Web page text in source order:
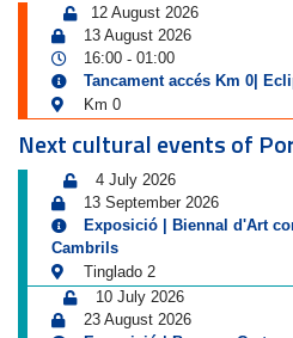
12 August 2026
13 August 2026
16:00 - 01:00
Tancament accés Km 0|
Km 0
Next cultural events of
4 July 2026
13 September 2026
Exposició | Biennal d'Art
Cambrils
Tinglado 2
10 July 2026
23 August 2026